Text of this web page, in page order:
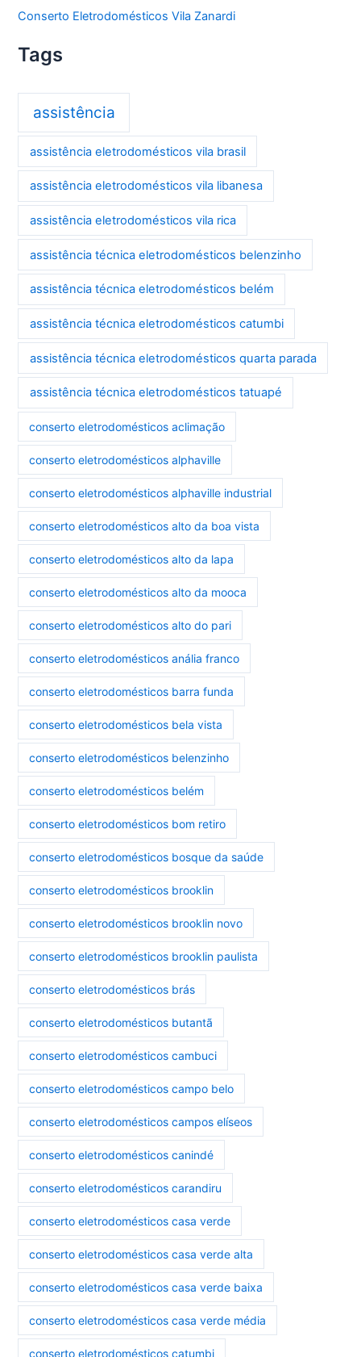
Conserto Eletrodomésticos Vila Zanardi
Tags
assistência
assistência eletrodomésticos vila brasil
assistência eletrodomésticos vila libanesa
assistência eletrodomésticos vila rica
assistência técnica eletrodomésticos belenzinho
assistência técnica eletrodomésticos belém
assistência técnica eletrodomésticos catumbi
assistência técnica eletrodomésticos quarta parada
assistência técnica eletrodomésticos tatuapé
conserto eletrodomésticos aclimação
conserto eletrodomésticos alphaville
conserto eletrodomésticos alphaville industrial
conserto eletrodomésticos alto da boa vista
conserto eletrodomésticos alto da lapa
conserto eletrodomésticos alto da mooca
conserto eletrodomésticos alto do pari
conserto eletrodomésticos anália franco
conserto eletrodomésticos barra funda
conserto eletrodomésticos bela vista
conserto eletrodomésticos belenzinho
conserto eletrodomésticos belém
conserto eletrodomésticos bom retiro
conserto eletrodomésticos bosque da saúde
conserto eletrodomésticos brooklin
conserto eletrodomésticos brooklin novo
conserto eletrodomésticos brooklin paulista
conserto eletrodomésticos brás
conserto eletrodomésticos butantã
conserto eletrodomésticos cambuci
conserto eletrodomésticos campo belo
conserto eletrodomésticos campos elíseos
conserto eletrodomésticos canindé
conserto eletrodomésticos carandiru
conserto eletrodomésticos casa verde
conserto eletrodomésticos casa verde alta
conserto eletrodomésticos casa verde baixa
conserto eletrodomésticos casa verde média
conserto eletrodomésticos catumbi